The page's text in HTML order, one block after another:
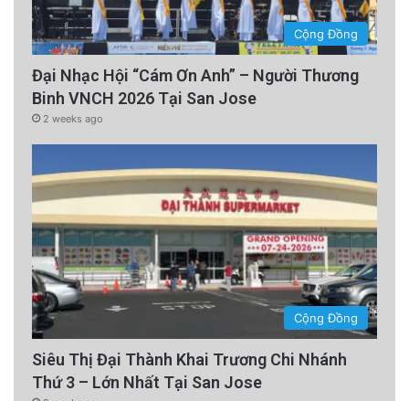
Cộng Đồng
Đại Nhạc Hội “Cám Ơn Anh” – Người Thương
Binh VNCH 2026 Tại San Jose
2 weeks ago
Cộng Đồng
Siêu Thị Đại Thành Khai Trương Chi Nhánh
Thứ 3 – Lớn Nhất Tại San Jose